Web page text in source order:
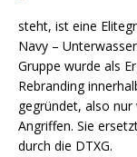
steht, ist eine
Navy –
Gruppe wurde als
Rebranding
gegründet, also
Angriffen. Sie
durch die DTXG.